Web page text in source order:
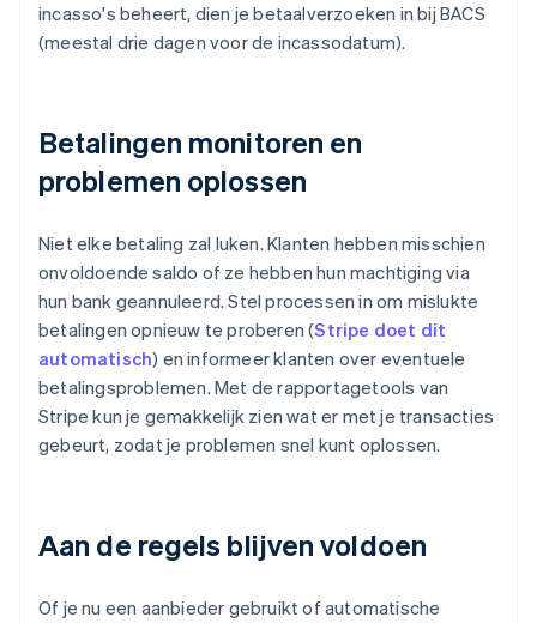
incasso's beheert, dien je betaalverzoeken in bij BACS
(meestal drie dagen voor de incassodatum).
Betalingen monitoren en
problemen oplossen
Niet elke betaling zal luken. Klanten hebben misschien
onvoldoende saldo of ze hebben hun machtiging via
hun bank geannuleerd. Stel processen in om mislukte
betalingen opnieuw te proberen (Stripe doet dit
automatisch) en informeer klanten over eventuele
betalingsproblemen. Met de rapportagetools van
Stripe kun je gemakkelijk zien wat er met je transacties
gebeurt, zodat je problemen snel kunt oplossen.
Aan de regels blijven voldoen
Of je nu een aanbieder gebruikt of automatische